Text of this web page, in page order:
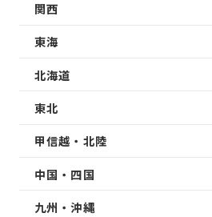
関西
東海
北海道
東北
甲信越・北陸
中国・四国
九州・沖縄